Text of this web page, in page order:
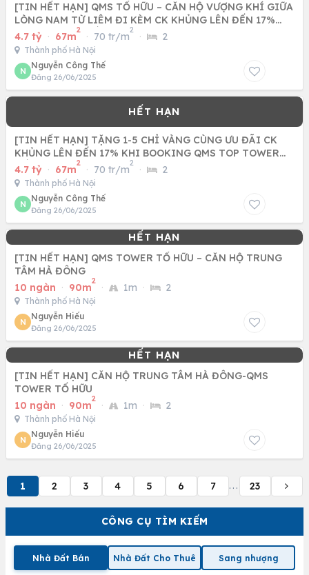
CÔNG CỤ TÌM KIẾM
Nhà Đất Bán Nhà Đất Cho Thuê Sang nhượng
[TIN HẾT HẠN] QMS TỐ HỮU – CĂN HỘ VƯỢNG KHÍ GIỮA
LÒNG NAM TỪ LIÊM ĐI KÈM CK KHỦNG LÊN ĐẾN 17%
CÙNG CƠ HỘI BỐC
4.7 tỷ · 67m
2
· 70 tr/m
2
· 2
Thành phố Hà Nội
N
Nguyễn Công Thế
Đăng 26/06/2025
[TIN HẾT HẠN] TẶNG 1-5 CHỈ VÀNG CÙNG ƯU ĐÃI CK
KHỦNG LÊN ĐẾN 17% KHI BOOKING QMS TOP TOWER
TỐ HỮU - NAM TỪ LIÊM
4.7 tỷ · 67m
2
· 70 tr/m
2
· 2
Thành phố Hà Nội
N
Nguyễn Công Thế
Đăng 26/06/2025
[TIN HẾT HẠN] QMS TOWER TỐ HỮU – CĂN HỘ TRUNG
TÂM HÀ ĐÔNG
10 ngàn · 90m
2
· 1m · 2
Thành phố Hà Nội
N
Nguyễn Hiếu
Đăng 26/06/2025
[TIN HẾT HẠN] CĂN HỘ TRUNG TÂM HÀ ĐÔNG-QMS
TOWER TỐ HỮU
10 ngàn · 90m
2
· 1m · 2
Thành phố Hà Nội
N
Nguyễn Hiếu
Đăng 26/06/2025
1 2 3 4 5 6 7 ... 23